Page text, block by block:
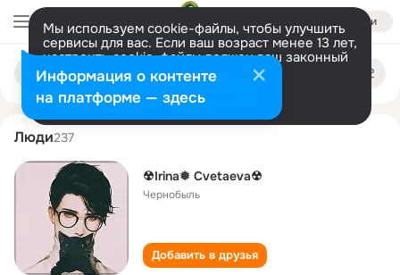
Войти
Мы используем cookie-файлы, чтобы улучшить
сервисы для вас. Если ваш возраст менее 13 лет,
настроить cookie-файлы должен ваш законный
представитель. Больше информации
Разрешить все Настроить
Поиск
людям
irina tsvetaeva
Люди237
☢Irina❅ Cvetaeva☢
Чернобыль
Добавить в друзья
Информация о контенте
на платформе — здесь